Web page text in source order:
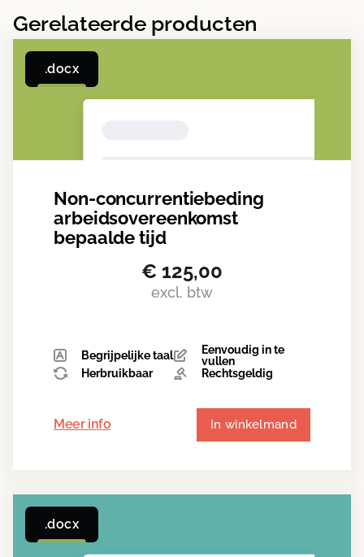
Gerelateerde producten
.docx
Non-concurrentiebeding
arbeidsovereenkomst
bepaalde tijd
€ 125,00
excl. btw
Begrijpelijke taal
Eenvoudig in te
vullen
Herbruikbaar
Rechtsgeldig
Meer info In winkelmand
.docx